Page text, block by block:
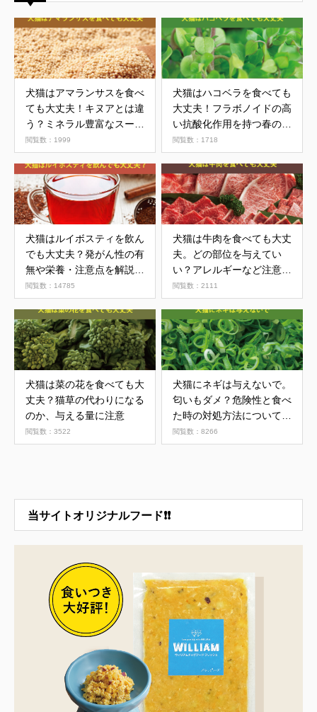
犬猫はアマランサスを食べ
ても大丈夫！キヌアとは違
う？ミネラル豊富なスーパ
ーフード
閲覧数：1999
犬猫はハコベラを食べても
大丈夫！フラボノイドの高
い抗酸化作用を持つ春の七
草
閲覧数：1718
犬猫はルイボスティを飲ん
でも大丈夫？発がん性の有
無や栄養・注意点を解説し
ます
閲覧数：14785
犬猫は牛肉を食べても大丈
夫。どの部位を与えてい
い？アレルギーなど注意点
を解説
閲覧数：2111
犬猫は菜の花を食べても大
丈夫？猫草の代わりになる
のか、与える量に注意
閲覧数：3522
犬猫にネギは与えないで。
匂いもダメ？危険性と食べ
た時の対処方法について解
説
閲覧数：8266
当サイトオリジナルフード❗❗